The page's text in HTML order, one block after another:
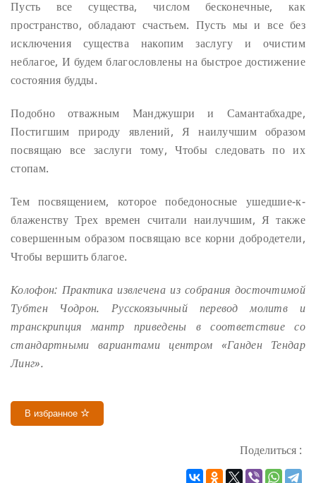
Пусть все существа, числом бесконечные, как
пространство, обладают счастьем. Пусть мы и все без
исключения существа накопим заслугу и очистим
неблагое, И будем благословлены на быстрое достижение
состояния будды.
Подобно отважным Манджушри и Самантабхадре,
Постигшим природу явлений, Я наилучшим образом
посвящаю все заслуги тому, Чтобы следовать по их
стопам.
Тем посвящением, которое победоносные ушедшие-к-
блаженству Трех времен считали наилучшим, Я также
совершенным образом посвящаю все корни добродетели,
Чтобы вершить благое.
Колофон: Практика извлечена из собрания досточтимой
Тубтен Чодрон. Русскоязычный перевод молитв и
транскрипция мантр приведены в соответствие со
стандартными вариантами центром «Ганден Тендар
Линг».
В избранное
Поделиться :